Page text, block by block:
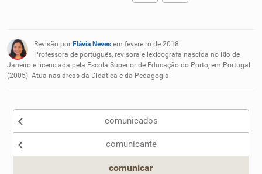
Nenhum dos sinônimos apresentados me ajudou
Outro
Revisão por Flávia Neves em fevereiro de 2018
Professora de português, revisora e lexicógrafa nascida no Rio de
Janeiro e licenciada pela Escola Superior de Educação do Porto, em Portugal
(2005). Atua nas áreas da Didática e da Pedagogia.
comunicados
comunicante
comunicar